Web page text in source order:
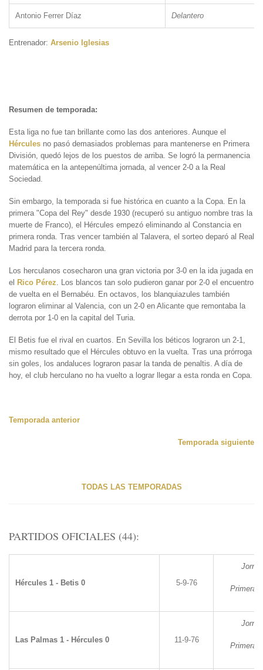
Antonio Ferrer Díaz Delantero
Entrenador: Arsenio Iglesias
Resumen de temporada:
Esta liga no fue tan brillante como las dos anteriores. Aunque el
Hércules no pasó demasiados problemas para mantenerse en Primera
División, quedó lejos de los puestos de arriba. Se logró la permanencia
matemática en la antepenúltima jornada, al vencer 2-0 a la Real
Sociedad.
Sin embargo, la temporada si fue histórica en cuanto a la Copa. En la
primera "Copa del Rey" desde 1930 (recuperó su antiguo nombre tras la
muerte de Franco), el Hércules empezó eliminando al Constancia en
primera ronda. Tras vencer también al Talavera, el sorteo deparó al Real
Madrid para la tercera ronda.
Los herculanos cosecharon una gran victoria por 3-0 en la ida jugada en
el Rico Pérez . Los blancos tan solo pudieron ganar por 2-0 el encuentro
de vuelta en el Bernabéu. En octavos, los blanquiazules también
lograron eliminar al Valencia, con un 2-0 en Alicante que remontaba la
derrota por 1-0 en la capital del Turia.
El Betis fue el rival en cuartos. En Sevilla los béticos lograron un 2-1,
mismo resultado que el Hércules obtuvo en la vuelta. Tras una prórroga
sin goles, los andaluces lograron pasar la tanda de penaltis. A día de
hoy, el club herculano no ha vuelto a lograr llegar a esta ronda en Copa.
Temporada anterior
Temporada siguiente
TODAS LAS TEMPORADAS
PARTIDOS OFICIALES (44):
Hércules 1 - Betis 0 5-9-76
Primera
Las Palmas 1 - Hércules 0 11-9-76
Primera